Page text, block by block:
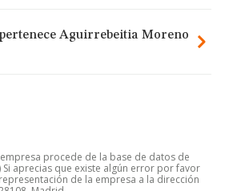
Aguirrebeitia Moreno
procede de la base de datos de
Si aprecias que existe algún error por favor
de la empresa a la dirección